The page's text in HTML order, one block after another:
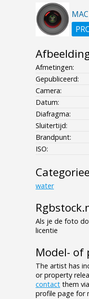
Afmetingen:
Gepubliceerd:
Camera:
Datum:
Diafragma:
Sluitertijd:
Brandpunt:
ISO:
water
Als je de foto
licentie
Model- of
The artist has
or property
contact them
profile page for